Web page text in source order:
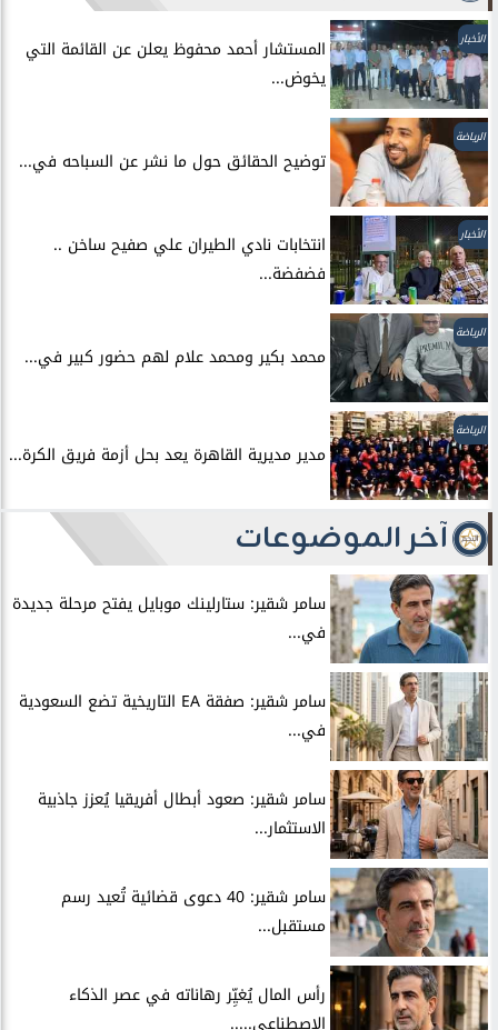
الأخبار
المستشار أحمد محفوظ يعلن عن القائمة التي
يخوض...
الرياضة
توضيح الحقائق حول ما نشر عن السباحه في...
الأخبار
انتخابات نادي الطيران علي صفيح ساخن ..
فضفضة...
الرياضة
محمد بكير ومحمد علام لهم حضور كبير في...
الرياضة
مدير مديرية القاهرة يعد بحل أزمة فريق الكرة...
آخر الموضوعات
سامر شقير: ستارلينك موبايل يفتح مرحلة جديدة
في...
سامر شقير: صفقة EA التاريخية تضع السعودية
في...
سامر شقير: صعود أبطال أفريقيا يُعزز جاذبية
الاستثمار...
سامر شقير: 40 دعوى قضائية تُعيد رسم
مستقبل...
رأس المال يُغيِّر رهاناته في عصر الذكاء
الاصطناعي.....